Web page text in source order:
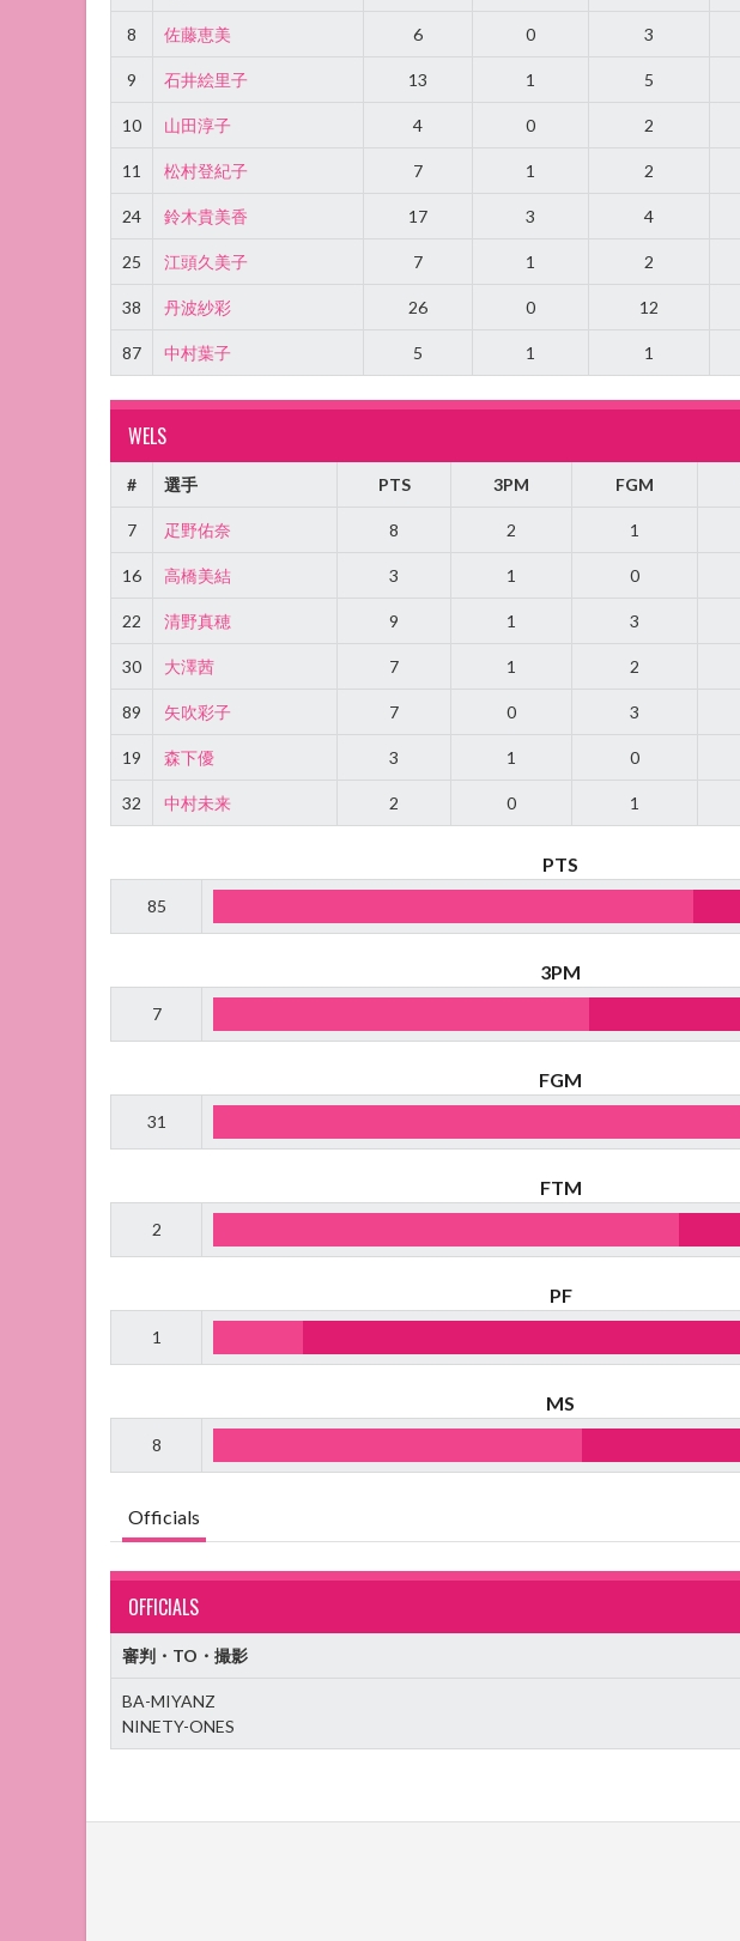
8 佐藤恵美 6 0 3
9 石井絵里子 13 1 5
10 山田淳子 4 0 2
11 松村登紀子 7 1 2
24 鈴木貴美香 17 3 4
25 江頭久美子 7 1 2
38 丹波紗彩 26 0 12
87 中村葉子 5 1 1
WELS
# 選手 PTS 3PM FGM
7 疋野佑奈 8 2 1
16 高橋美結 3 1 0
22 清野真穂 9 1 3
30 大澤茜 7 1 2
89 矢吹彩子 7 0 3
19 森下優 3 1 0
32 中村未来 2 0 1
PTS
85
3PM
7
FGM
31
FTM
2
PF
1
MS
8
Officials
OFFICIALS
審判・TO・撮影
BA-MIYANZ
NINETY-ONES